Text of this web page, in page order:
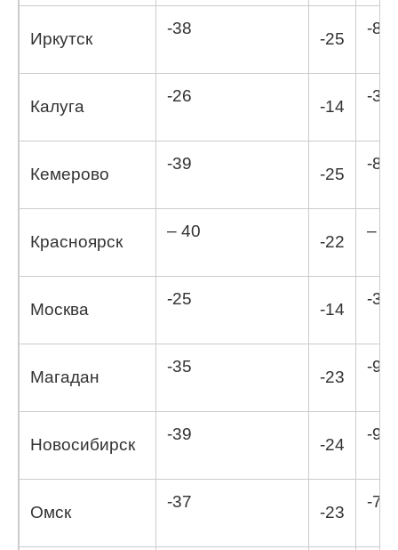
Иркутск
-38
-25
-8,9
Калуга
-26
-14
-3,5
Кемерово
-39
-25
-8,8
Красноярск
– 40
-22
–
Москва
-25
-14
-3,2
Магадан
-35
-23
-9,6
Новосибирск
-39
-24
-9,1
Омск
-37
-23
-7,7